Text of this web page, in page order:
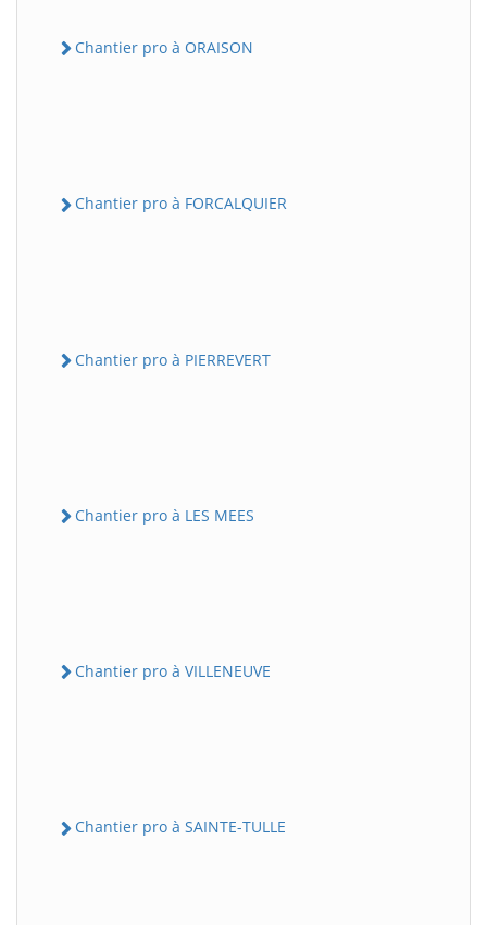
Chantier pro à ORAISON
Chantier pro à FORCALQUIER
Chantier pro à PIERREVERT
Chantier pro à LES MEES
Chantier pro à VILLENEUVE
Chantier pro à SAINTE-TULLE